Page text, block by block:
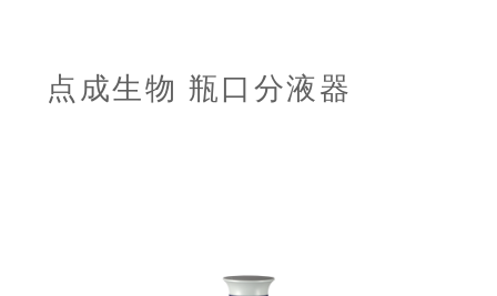
点成生物 瓶口分液器